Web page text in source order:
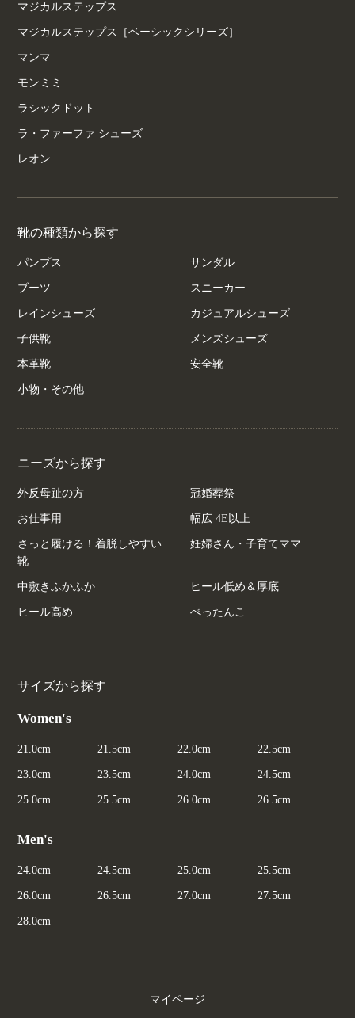
マジカルステップス
マジカルステップス［ベーシックシリーズ］
マンマ
モンミミ
ラシックドット
ラ・ファーファ シューズ
レオン
靴の種類から探す
パンプス サンダル
ブーツ スニーカー
レインシューズ カジュアルシューズ
子供靴 メンズシューズ
本革靴 安全靴
小物・その他
ニーズから探す
外反母趾の方 冠婚葬祭
お仕事用 幅広 4E以上
さっと履ける！着脱しやすい
靴
妊婦さん・子育てママ
中敷きふかふか ヒール低め＆厚底
ヒール高め ぺったんこ
サイズから探す
Women's
21.0cm 21.5cm 22.0cm 22.5cm
23.0cm 23.5cm 24.0cm 24.5cm
25.0cm 25.5cm 26.0cm 26.5cm
Men's
24.0cm 24.5cm 25.0cm 25.5cm
26.0cm 26.5cm 27.0cm 27.5cm
28.0cm
マイページ